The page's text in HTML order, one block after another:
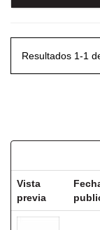
Resultados 1-1
Vista
previa